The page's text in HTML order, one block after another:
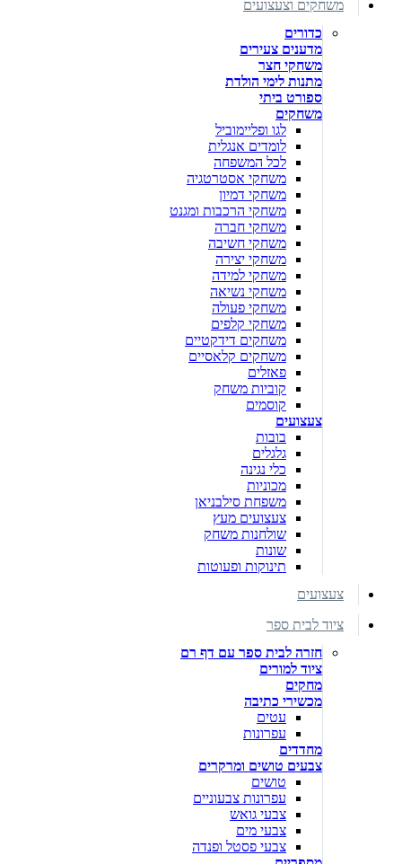
משחקים וצעצועים
כדורים
מדענים צעירים
משחקי חצר
מתנות לימי הולדת
ספורט ביתי
משחקים
לגו ופליימוביל
לומדים אנגלית
לכל המשפחה
משחקי אסטרטגיה
משחקי דמיון
משחקי הרכבות ומגנט
משחקי חברה
משחקי חשיבה
משחקי יצירה
משחקי למידה
משחקי נשיאה
משחקי פעולה
משחקי קלפים
משחקים דידקטיים
משחקים קלאסיים
פאזלים
קוביות משחק
קוסמים
צעצועים
בובות
גלגלים
כלי נגינה
מכוניות
משפחת סילבניאן
צעצועים מעץ
שולחנות משחק
שונות
תינוקות ופעוטות
צעצועים
ציוד לבית ספר
חזרה לבית ספר עם דף רם
ציוד למורים
מחקים
מכשירי כתיבה
עטים
עפרונות
מחדדים
צבעים טושים ומרקרים
טושים
עפרונות צבעוניים
צבעי גואש
צבעי מים
צבעי פסטל ופנדה